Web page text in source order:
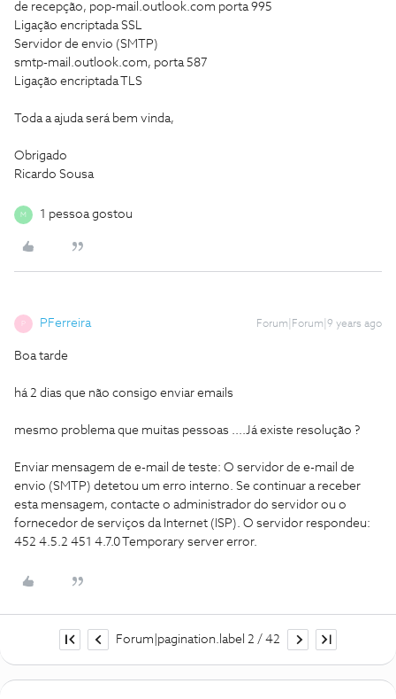
de recepção, pop-mail.outlook.com porta 995
Ligação encriptada SSL
Servidor de envio (SMTP)
smtp-mail.outlook.com, porta 587
Ligação encriptada TLS
Toda a ajuda será bem vinda,
Obrigado
Ricardo Sousa
M 1 pessoa gostou
PFerreira Forum|Forum|9 years ago
Boa tarde
há 2 dias que não consigo enviar emails
mesmo problema que muitas pessoas ....Já existe resolução ?
Enviar mensagem de e-mail de teste: O servidor de e-mail de
envio (SMTP) detetou um erro interno. Se continuar a receber
esta mensagem, contacte o administrador do servidor ou o
fornecedor de serviços da Internet (ISP). O servidor respondeu:
452 4.5.2 451 4.7.0 Temporary server error.
Forum|pagination.label 2 / 42